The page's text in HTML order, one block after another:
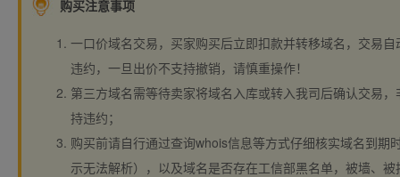
购买注意事项
一口价域名交易，买家购买后立即扣款并转移域名，交易
违约，一旦出价不支持撤销，请慎重操作！
第三方域名需等待卖家将域名入库或转入我司后确认交易
持违约；
购买前请自行通过查询whois信息等方式仔细核实域名到期
示无法解析），以及域名是否存在工信部黑名单，被墙、